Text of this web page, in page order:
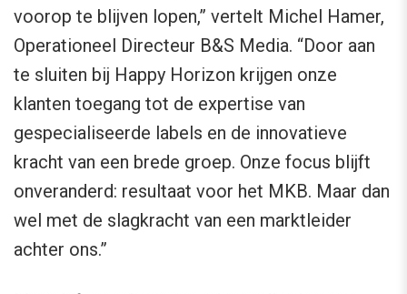
voorop te blijven lopen,” vertelt Michel Hamer,
Operationeel Directeur B&S Media. “Door aan
te sluiten bij Happy Horizon krijgen onze
klanten toegang tot de expertise van
gespecialiseerde labels en de innovatieve
kracht van een brede groep. Onze focus blijft
onveranderd: resultaat voor het MKB. Maar dan
wel met de slagkracht van een marktleider
achter ons.”